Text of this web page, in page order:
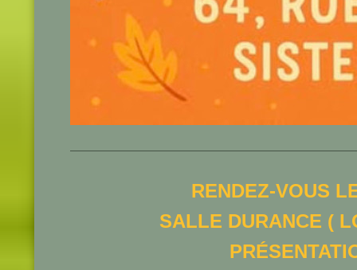
RENDEZ-VOUS
SALLE DURANCE (